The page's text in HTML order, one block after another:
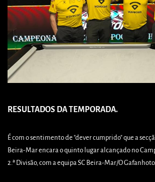
RESULTADOS DA TEMPORADA.
É com o sentimento de "dever cumprido" que a
Beira-Mar encara o quinto lugar alcançado no
2.ª Divisão, com a equipa SC Beira-Mar/O